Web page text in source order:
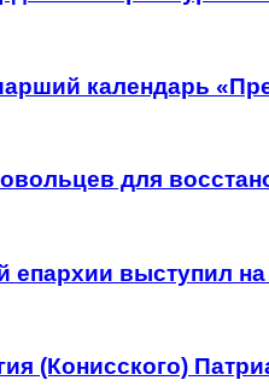
календарь
для
епархии выступил
(Конисского)